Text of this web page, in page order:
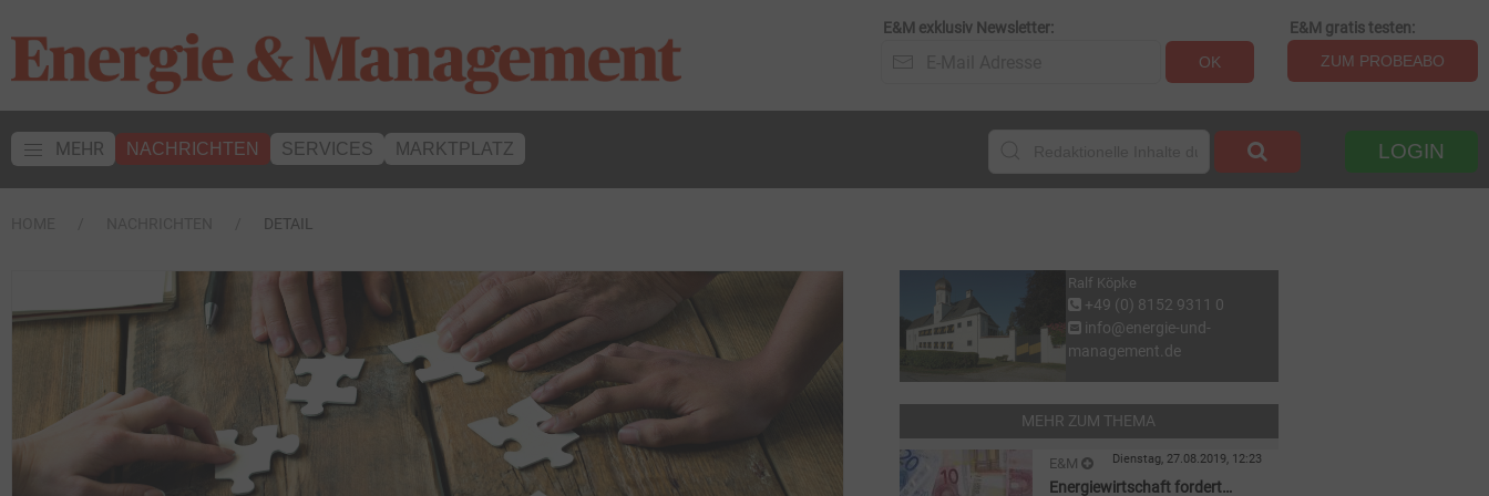
E&M exklusiv Newsletter:
OK
E&M gratis testen:
ZUM PROBEABO
MEHR NACHRICHTEN SERVICES MARKTPLATZ LOGIN
DETAIL
Ralf Köpke
+49 (0) 8152 9311 0
info@energie-und-
management.de
MEHR ZUM THEMA
E&M
WIRTSCHAFT
Dienstag, 27.08.2019, 12:23
Energiewirtschaft fordert